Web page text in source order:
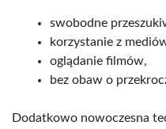
swobodne
korzystanie z
oglądanie filmów,
bez obaw o
Dodatkowo nowoczesna